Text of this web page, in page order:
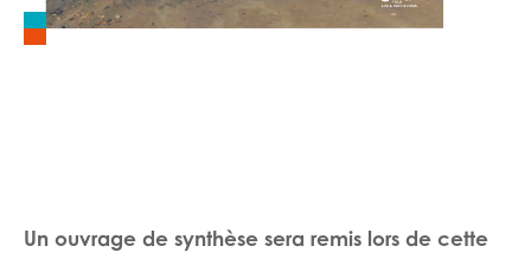
Un ouvrage de synthèse sera remis lors de cette